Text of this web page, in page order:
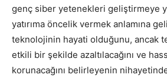
genç siber yetenekleri geliştirmeye
yatırıma öncelik vermek anlamına
teknolojinin hayati olduğunu, ancak
etkili bir şekilde azaltılacağını ve
korunacağını belirleyenin